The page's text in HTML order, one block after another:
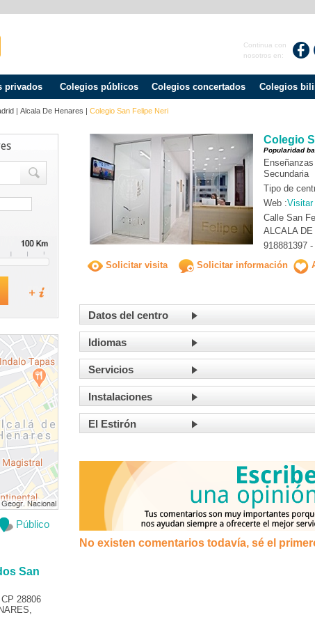
Continua con
nosotros en:
privados Colegios públicos Colegios concertados Colegios
| Alcala De Henares | Colegio San Felipe Neri
Público
San
28806
Colegio
Popularidad
Secundaria
Tipo de
Web :Visitar
Calle San
ALCALA
918881397
Solicitar visita
Solicitar información
Datos del centro
Idiomas
Servicios
Instalaciones
El Estirón
No existen comentarios todavía, sé el